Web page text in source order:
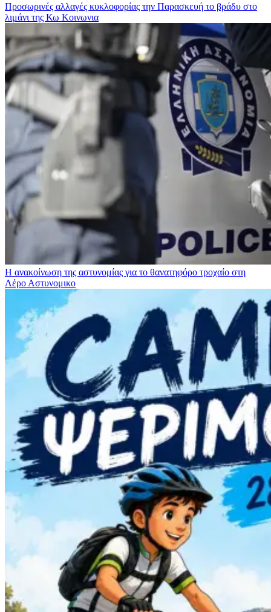
Προσωρινές αλλαγές κυκλοφορίας την Παρασκευή το βράδυ στο
λιμάνι της Κω Κοινωνια
Η ανακοίνωση της αστυνομίας για το θανατηφόρο τροχαίο στη
Λέρο Αστυνομικο